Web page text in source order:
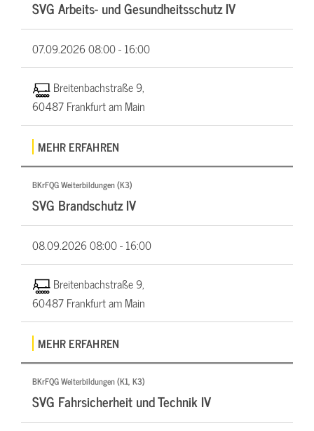
SVG Arbeits- und Gesundheitsschutz IV
07.09.202608:00 - 16:00
Breitenbachstraße 9,
60487 Frankfurt am Main
MEHR ERFAHREN
BKrFQG Weiterbildungen (K3)
SVG Brandschutz IV
08.09.202608:00 - 16:00
Breitenbachstraße 9,
60487 Frankfurt am Main
MEHR ERFAHREN
BKrFQG Weiterbildungen (K1, K3)
SVG Fahrsicherheit und Technik IV